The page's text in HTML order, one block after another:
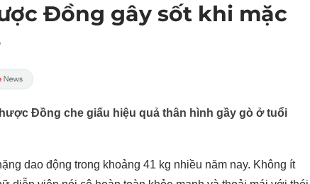
Đồng gây sốt khi mặc
Đồng che giấu hiệu quả thân hình gầy gò ở tuổi
dao động trong khoảng 41 kg nhiều năm nay. Không ít